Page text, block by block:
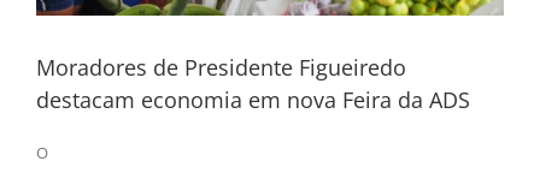
Moradores de Presidente Figueiredo
destacam economia em nova Feira da ADS
O